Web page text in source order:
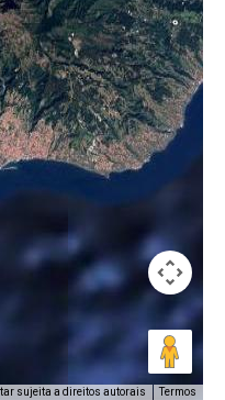
sujeita a direitos autorais Termos